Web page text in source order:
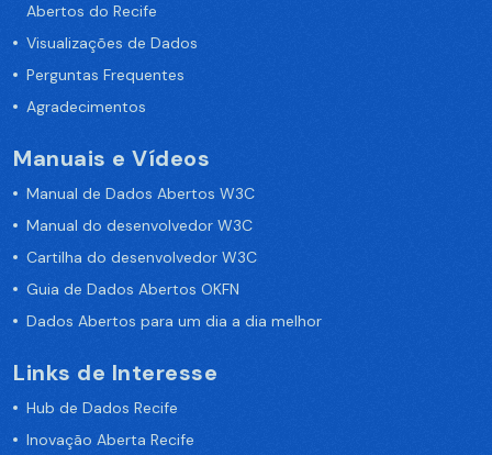
Abertos do Recife
Visualizações de Dados
Perguntas Frequentes
Agradecimentos
Manuais e Vídeos
Manual de Dados Abertos W3C
Manual do desenvolvedor W3C
Cartilha do desenvolvedor W3C
Guia de Dados Abertos OKFN
Dados Abertos para um dia a dia melhor
Links de Interesse
Hub de Dados Recife
Inovação Aberta Recife